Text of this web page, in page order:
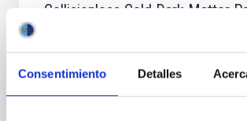
Consentimiento Detalles
Collisionless Cold Dark Matter
Unraveling the nature of dark matter
a primary objective in modern physics.
present evidence suggesting deviations